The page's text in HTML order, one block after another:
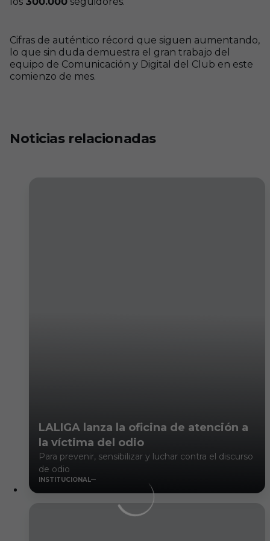
Cifras de auténtico récord que siguen aumentando,
lo que sin duda demuestra el gran trabajo del
equipo de Comunicación y Digital del Club en este
comienzo de mes.
Noticias relacionadas
LALIGA lanza la oficina de atención a
la víctima del odio
Para prevenir, sensibilizar y luchar contra el discurso
de odio
INSTITUCIONAL